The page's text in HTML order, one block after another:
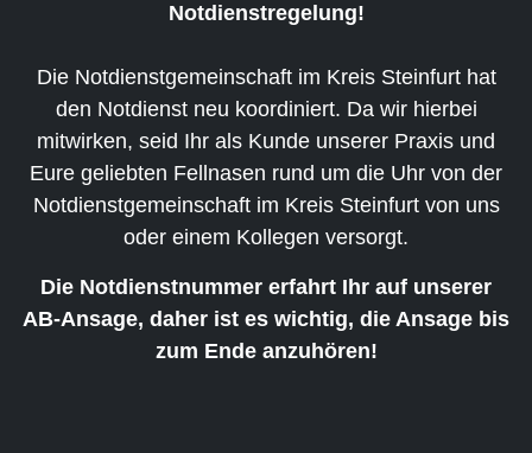
Notdienstregelung!
Die Notdienstgemeinschaft im Kreis Steinfurt hat
den Notdienst neu koordiniert. Da wir hierbei
mitwirken, seid Ihr als Kunde unserer Praxis und
Eure geliebten Fellnasen rund um die Uhr von der
Notdienstgemeinschaft im Kreis Steinfurt von uns
oder einem Kollegen versorgt.
Die Notdienstnummer erfahrt Ihr auf unserer
AB-Ansage, daher ist es wichtig, die Ansage bis
zum Ende anzuhören!